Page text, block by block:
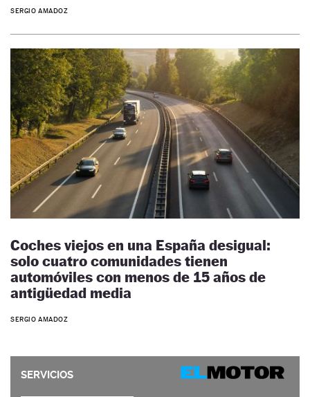
SERGIO AMADOZ
Coches viejos en una España desigual:
solo cuatro comunidades tienen
automóviles con menos de 15 años de
antigüedad media
SERGIO AMADOZ